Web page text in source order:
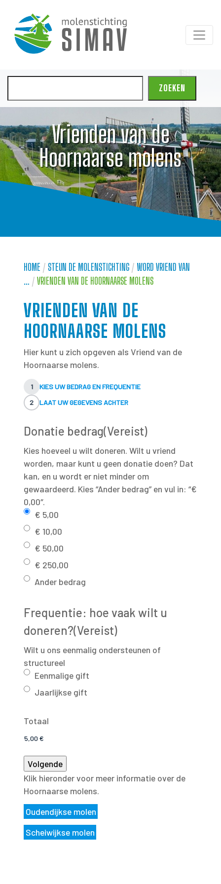
ZOEKEN
Vrienden van de
Hoornaarse molens
HOME / STEUN DE MOLENSTICHTING / WORD VRIEND VAN
… / VRIENDEN VAN DE HOORNAARSE MOLENS
VRIENDEN VAN DE
HOORNAARSE MOLENS
Hier kunt u zich opgeven als Vriend van de
Hoornaarse molens.
1
KIES UW BEDRAG EN FREQUENTIE
2
LAAT UW GEGEVENS ACHTER
Donatie bedrag(Vereist)
Kies hoeveel u wilt doneren. Wilt u vriend
worden, maar kunt u geen donatie doen? Dat
kan, en u wordt er niet minder om
gewaardeerd. Kies “Ander bedrag” en vul in: “€
0,00″.
€ 5,00
€ 10,00
€ 50,00
€ 250,00
Ander bedrag
Frequentie: hoe vaak wilt u
doneren?(Vereist)
Wilt u ons eenmalig ondersteunen of
structureel
Eenmalige gift
Jaarlijkse gift
Totaal
Klik hieronder voor meer informatie over de
Hoornaarse molens.
Oudendijkse molen
Scheiwijkse molen